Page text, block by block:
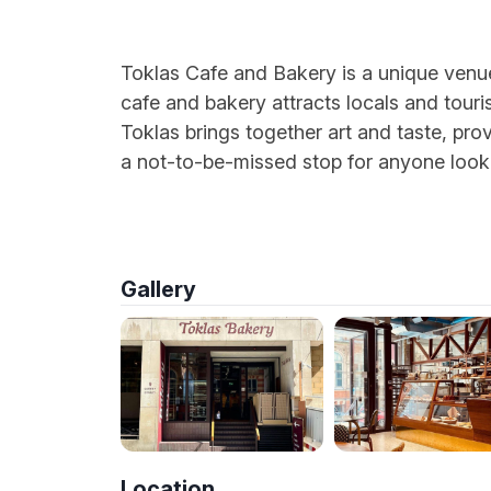
Toklas Cafe and Bakery is a unique
cafe and bakery attracts locals and
Toklas brings together art and taste,
a not-to-be-missed stop for anyone
Gallery